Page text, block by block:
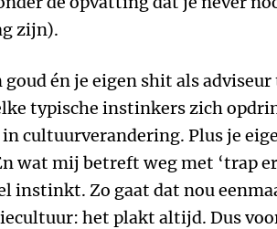
zijn).
goud én je eigen shit als
typische instinkers zich
in cultuurverandering. Plus je
wat mij betreft weg met ‘trap
instinkt. Zo gaat dat nou
het plakt altijd. Dus